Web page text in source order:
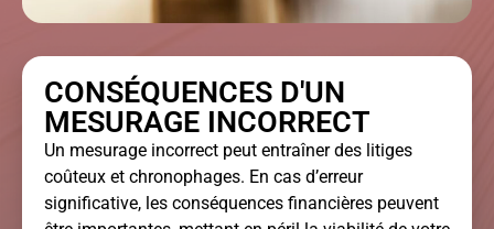
CONSÉQUENCES D'UN
MESURAGE INCORRECT
Un mesurage incorrect peut entraîner des litiges
coûteux et chronophages. En cas d’erreur
significative, les conséquences financières peuvent